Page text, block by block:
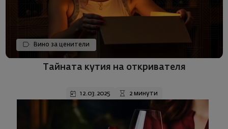
Вино за ценители
Тайната кутия на откривателя
12.03.2025 2 минути